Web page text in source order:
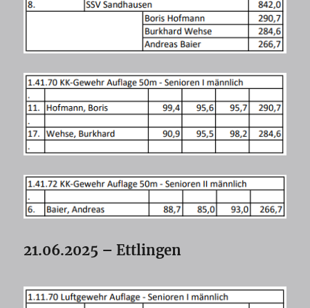
21.06.2025 – Ettlingen